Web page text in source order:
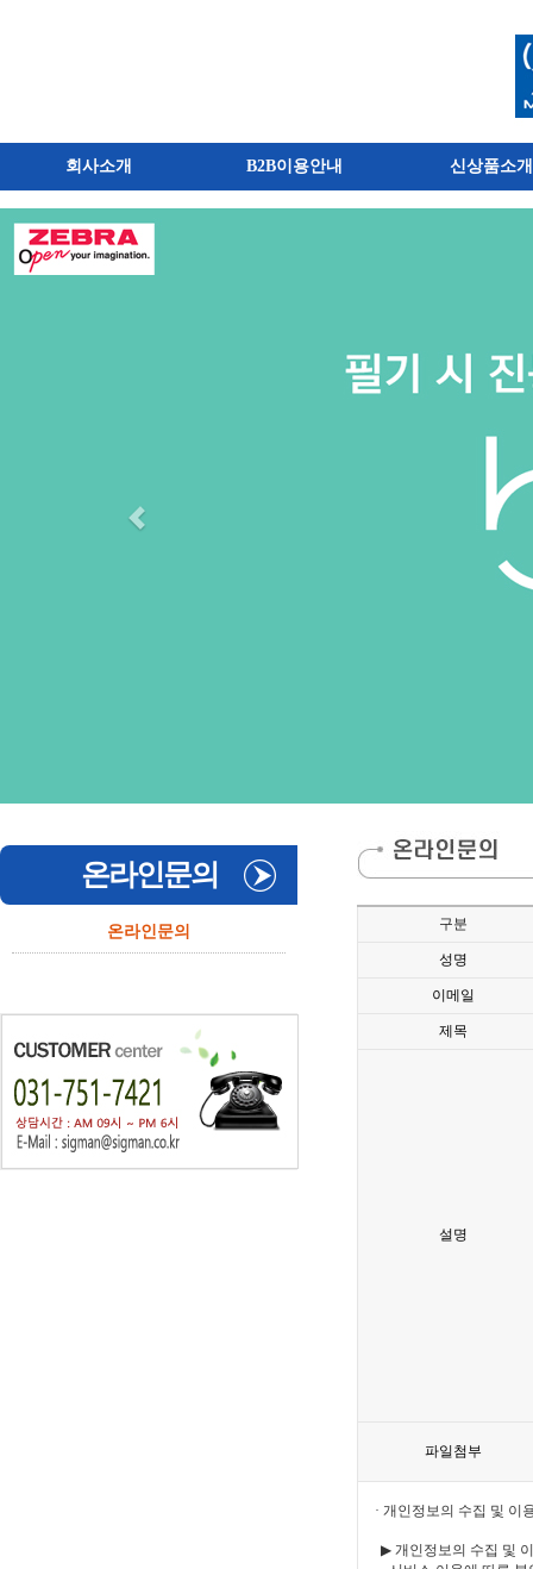
회사소개
인사말
취급브랜드
주요고객사
오시는길
B2B이용안내
시그맨B2B소개
신규거래안내
신상품소개
신상품
온라인문의
온라인문의 구분
성명
이메일
제목
설명
파일첨부
· 개인정보의 수집 및 이